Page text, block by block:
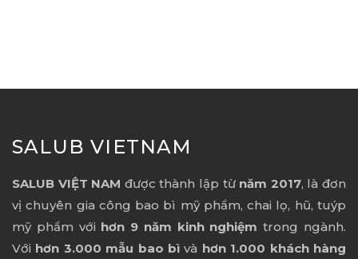
SALUB VIETNAM
SALUB VIỆT NAM được thành lập từ năm 2017, là đơn
vị chuyên gia công bao bì mỹ phẩm, chai lọ, hũ, tuýp
mỹ phẩm với hơn 9 năm kinh nghiệm trong ngành.
Với hơn 3.000 mẫu bao bì và hơn 1.000 khách hàng